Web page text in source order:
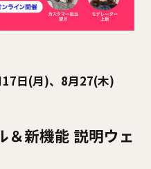
日(月)、8月27(木)
＆新機能 説明ウェ